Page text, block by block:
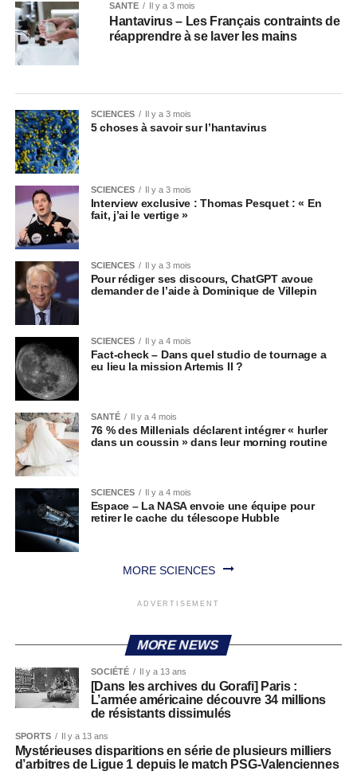
SANTÉ Il y a 3 mois
Hantavirus – Les Français contraints de
réapprendre à se laver les mains
SCIENCES Il y a 3 mois
5 choses à savoir sur l’hantavirus
SCIENCES Il y a 3 mois
Interview exclusive : Thomas Pesquet : « En
fait, j’ai le vertige »
SCIENCES Il y a 3 mois
Pour rédiger ses discours, ChatGPT avoue
demander de l’aide à Dominique de Villepin
SCIENCES Il y a 4 mois
Fact-check – Dans quel studio de tournage a
eu lieu la mission Artemis II ?
SANTÉ Il y a 4 mois
76 % des Millenials déclarent intégrer « hurler
dans un coussin » dans leur morning routine
SCIENCES Il y a 4 mois
Espace – La NASA envoie une équipe pour
retirer le cache du télescope Hubble
MORE SCIENCES
ADVERTISEMENT
MORE NEWS
SOCIÉTÉ Il y a 13 ans
[Dans les archives du Gorafi] Paris :
L’armée américaine découvre 34 millions
de résistants dissimulés
SPORTS Il y a 13 ans
Mystérieuses disparitions en série de plusieurs milliers
d’arbitres de Ligue 1 depuis le match PSG-Valenciennes